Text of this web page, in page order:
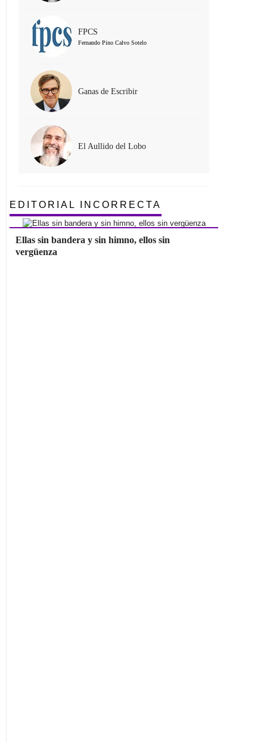
FPCS
Fernando Pino Calvo Sotelo
Ganas de Escribir
El Aullido del Lobo
EDITORIAL INCORRECTA
Ellas sin bandera y sin himno, ellos sin
vergüenza